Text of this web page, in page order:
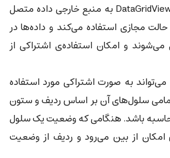
نمی‌شود. هنگامی که DataGridView به منبع خارجی داده متصل
مجازی استفاده می‌کند و داده‌ها در
و امکان استفاده‌ی اشتراکی از
به صورت اشتراکی مورد استفاده
سلول‌های آن بر اساس ردیف و ستون
باشد. هنگامی که وضعیت یک سلول
امکان از بین می‌رود و ردیف از وضعیت